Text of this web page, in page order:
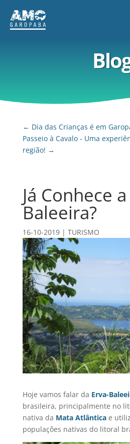
← Dia das Crianças é em
Passeio à Cavalo - Uma
região! →
Já Conhece
Baleeira?
16-10-2019| TURISMO
Hoje vamos falar da Erva-
brasileira, principalmente no
nativa da Mata Atlânticae
populações nativas do litoral